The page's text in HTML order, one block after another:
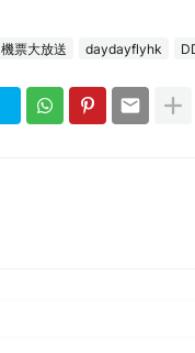
機票大放送 daydayflyhk